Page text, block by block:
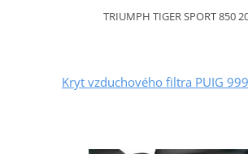
TRIUMPH TIGER SPORT 850
Kryt vzduchového filtra PUIG